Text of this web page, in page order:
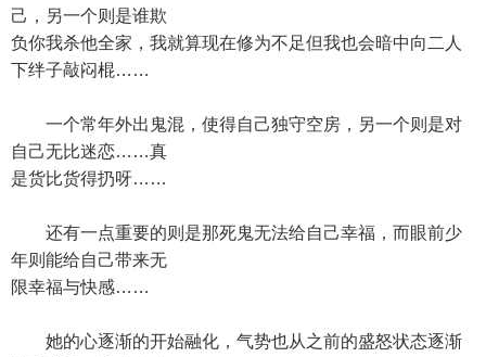
己，另一个则是谁欺
负你我杀他全家，我就算现在修为不足但我也会暗中向二人
下绊子敲闷棍……
一个常年外出鬼混，使得自己独守空房，另一个则是对
自己无比迷恋……真
是货比货得扔呀……
还有一点重要的则是那死鬼无法给自己幸福，而眼前少
年则能给自己带来无
限幸福与快感……
她的心逐渐的开始融化，气势也从之前的盛怒状态逐渐